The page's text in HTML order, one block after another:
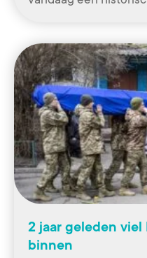
2 jaar geleden viel
binnen